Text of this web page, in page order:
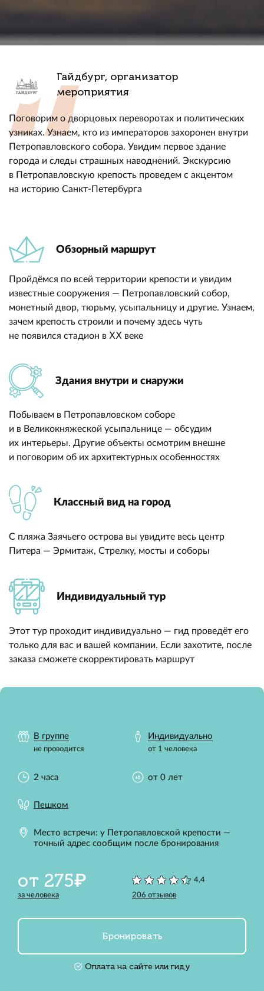
Гайдбург, организатор
мероприятия
Поговорим о дворцовых переворотах и политических
узниках. Узнаем, кто из императоров захоронен внутри
Петропавловского собора. Увидим первое здание
города и следы страшных наводнений. Экскурсию
в Петропавловскую крепость проведем с акцентом
на историю Санкт-Петербурга
Обзорный маршрут
Пройдёмся по всей территории крепости и увидим
известные сооружения — Петропавловский собор,
монетный двор, тюрьму, усыпальницу и другие. Узнаем,
зачем крепость строили и почему здесь чуть
не появился стадион в ⅩⅩ веке
Здания внутри и снаружи
Побываем в Петропавловском соборе
и в Великокняжеской усыпальнице — обсудим
их интерьеры. Другие объекты осмотрим внешне
и поговорим об их архитектурных особенностях
Классный вид на город
С пляжа Заячьего острова вы увидите весь центр
Питера — Эрмитаж, Стрелку, мосты и соборы
Индивидуальный тур
Этот тур проходит индивидуально — гид проведёт его
только для вас и вашей компании. Если захотите, после
заказа сможете скорректировать маршрут
В группе
не проводится
Индивидуально
от 1 человека
2 часа от 0 лет
Пешком
Место встречи: у Петропавловской крепости —
точный адрес сообщим после бронирования
от 275₽
за человека
4,4
206 отзывов
Бронировать
Оплата на сайте или гиду